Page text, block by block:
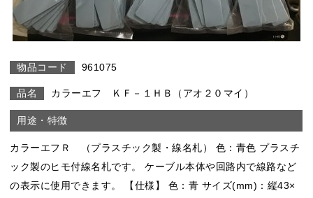
961075
カラーエフ ＫＦ－１ＨＢ（アオ２０マイ）
カラーエフＲ （プラスチック製・線名札） 色：青色 プラスチ
ック製のヒモ付線名札です。 ケーブル本体や回路内で線路など
の表示に使用できます。 【仕様】 色：青 サイズ(mm)：縦43×